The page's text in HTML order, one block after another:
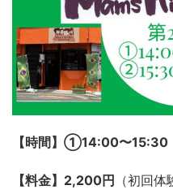
【時間】➀14:00〜
【料金】2,200円 （初回